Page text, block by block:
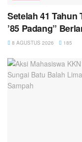
Setelah 41 Tahun
’85 Padang”
8 AGUSTUS 2026 185